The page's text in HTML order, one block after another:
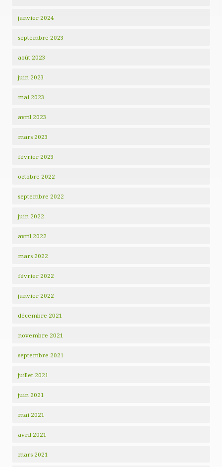
janvier 2024
septembre 2023
août 2023
juin 2023
mai 2023
avril 2023
mars 2023
février 2023
octobre 2022
septembre 2022
juin 2022
avril 2022
mars 2022
février 2022
janvier 2022
décembre 2021
novembre 2021
septembre 2021
juillet 2021
juin 2021
mai 2021
avril 2021
mars 2021